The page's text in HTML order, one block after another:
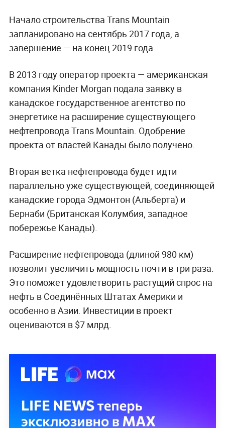
Начало строительства Trans Mountain
запланировано на сентябрь 2017 года, а
завершение — на конец 2019 года.
В 2013 году оператор проекта — американская
компания Kinder Morgan подала заявку в
канадское государственное агентство по
энергетике на расширение существующего
нефтепровода Trans Mountain. Одобрение
проекта от властей Канады было получено.
Вторая ветка нефтепровода будет идти
параллельно уже существующей, соединяющей
канадские города Эдмонтон (Альберта) и
Бернаби (Британская Колумбия, западное
побережье Канады).
Расширение нефтепровода (длиной 980 км)
позволит увеличить мощность почти в три раза.
Это поможет удовлетворить растущий спрос на
нефть в Соединённых Штатах Америки и
особенно в Азии. Инвестиции в проект
оцениваются в $7 млрд.